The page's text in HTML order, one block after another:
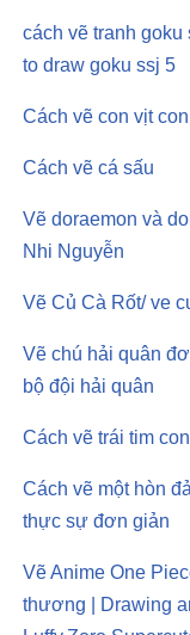
cách vẽ tranh
to draw goku ssj 5
Cách vẽ con vịt con
Cách vẽ cá sấu
Vẽ doraemon và
Nhi Nguyễn
Vẽ Củ Cà Rốt/ ve
Vẽ chú hải quân
bộ đội hải quân
Cách vẽ trái tim
Cách vẽ một hòn
thực sự đơn giản
Vẽ Anime One
thương | Drawing